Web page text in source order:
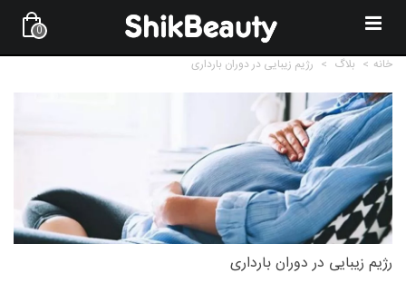
0
خانه > بلاگ > رژیم زیبایی در دوران بارداری
رژیم زیبایی در دوران بارداری